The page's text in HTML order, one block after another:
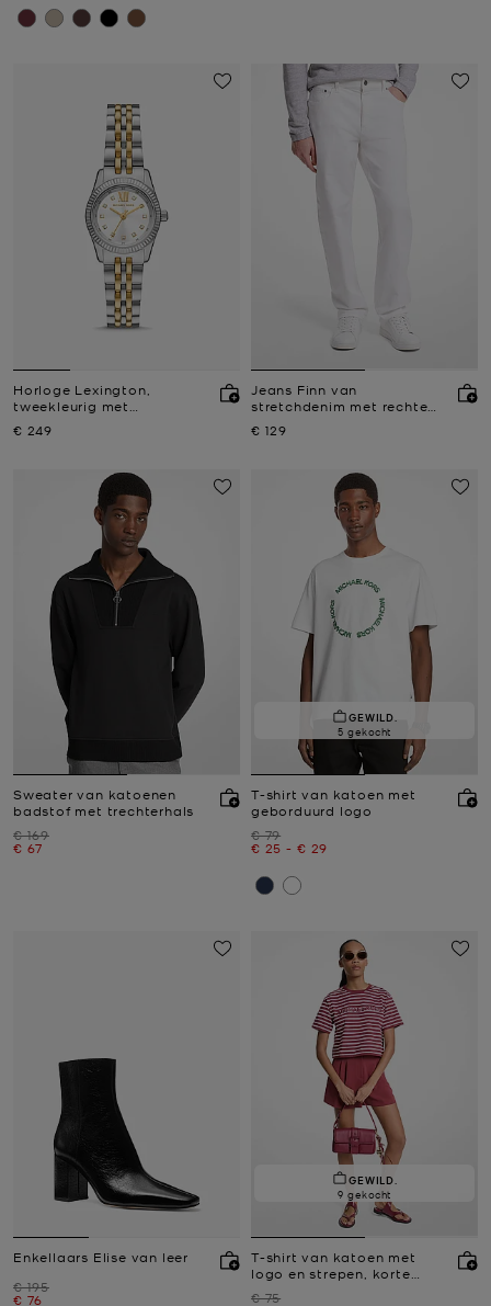
Horloge Lexington,
tweekleurig met
Nu
€ 249
Jeans Finn van
stretchdenim met rechte
Nu
€ 129
Sweater van katoenen
badstof met trechterhals
Was
€ 169
Nu
€ 67
GEWILD.
5 gekocht
T-shirt van katoen met
geborduurd logo
Was
€ 79
Nu
€ 25 -
tot Nu
€ 29
Enkellaars Elise van leer
Was
€ 195
Nu
€ 76
GEWILD.
9 gekocht
T-shirt van katoen met
logo en strepen, korte
Was
€ 75